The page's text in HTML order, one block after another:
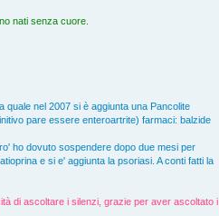
nati senza cuore.
quale nel 2007 si è aggiunta una Pancolite
pare essere enteroartrite) farmaci: balzide
ho dovuto sospendere dopo due mesi per
e si e' aggiunta la psoriasi. A conti fatti la
di ascoltare i silenzi, grazie per aver ascoltato i